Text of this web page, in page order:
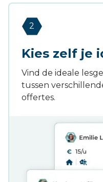
2
Kies zelf je
Vind de ideale
tussen
offertes.